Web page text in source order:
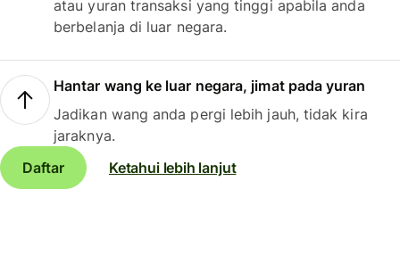
atau yuran transaksi yang tinggi apabila anda
berbelanja di luar negara.
Hantar wang ke luar negara, jimat pada yuran
Jadikan wang anda pergi lebih jauh, tidak kira
jaraknya.
Daftar
Ketahui lebih lanjut